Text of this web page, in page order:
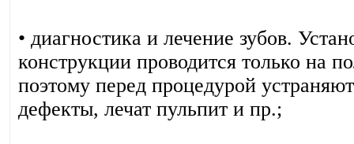
• диагностика и лечение зубов.
конструкции проводится только на
поэтому перед процедурой
дефекты, лечат пульпит и пр.;